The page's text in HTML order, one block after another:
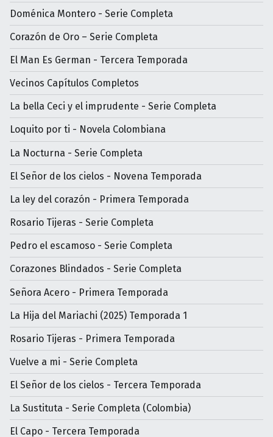
Doménica Montero - Serie Completa
Corazón de Oro – Serie Completa
El Man Es German - Tercera Temporada
Vecinos Capítulos Completos
La bella Ceci y el imprudente - Serie Completa
Loquito por ti - Novela Colombiana
La Nocturna - Serie Completa
El Señor de los cielos - Novena Temporada
La ley del corazón - Primera Temporada
Rosario Tijeras - Serie Completa
Pedro el escamoso - Serie Completa
Corazones Blindados - Serie Completa
Señora Acero - Primera Temporada
La Hija del Mariachi (2025) Temporada 1
Rosario Tijeras - Primera Temporada
Vuelve a mi - Serie Completa
El Señor de los cielos - Tercera Temporada
La Sustituta - Serie Completa (Colombia)
El Capo - Tercera Temporada